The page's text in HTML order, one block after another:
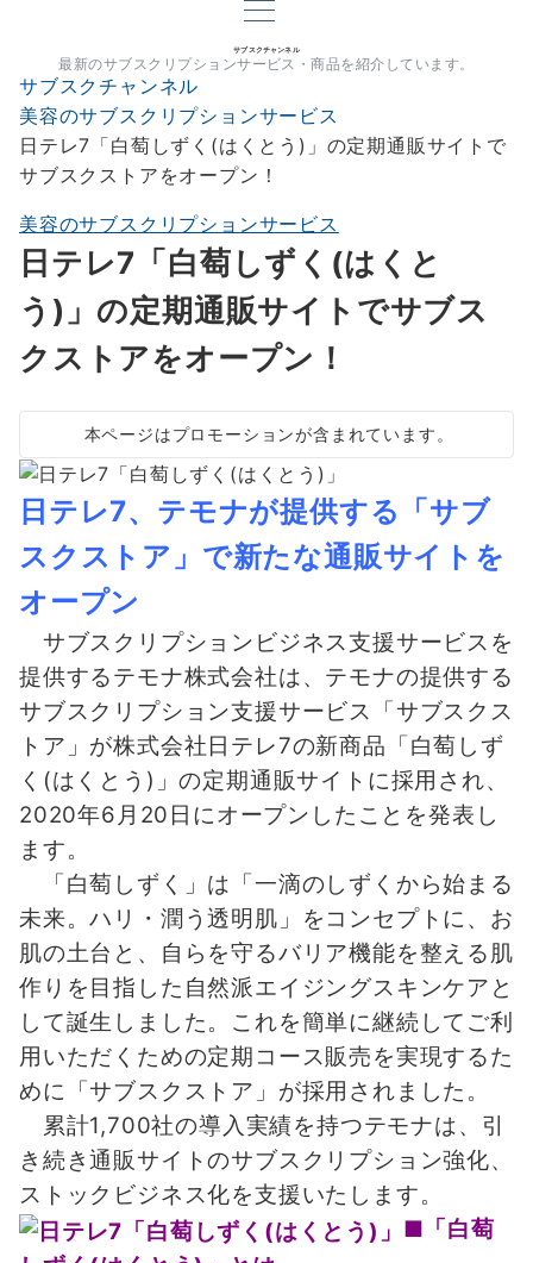
サブスクチャンネル
最新のサブスクリプションサービス・商品を紹介しています。
サブスクチャンネル
美容のサブスクリプションサービス
日テレ7「白萄しずく(はくとう)」の定期通販サイトで
サブスクストアをオープン！
美容のサブスクリプションサービス
日テレ7「白萄しずく(はくと
う)」の定期通販サイトでサブス
クストアをオープン！
本ページはプロモーションが含まれています。
日テレ7、テモナが提供する「サブ
スクストア」で新たな通販サイトを
オープン
サブスクリプションビジネス支援サービスを
提供するテモナ株式会社は、テモナの提供する
サブスクリプション支援サービス「サブスクス
トア」が株式会社日テレ7の新商品「白萄しず
く(はくとう)」の定期通販サイトに採用され、
2020年6月20日にオープンしたことを発表し
ます。
「白萄しずく」は「一滴のしずくから始まる
未来。ハリ・潤う透明肌」をコンセプトに、お
肌の土台と、自らを守るバリア機能を整える肌
作りを目指した自然派エイジングスキンケアと
して誕生しました。これを簡単に継続してご利
用いただくための定期コース販売を実現するた
めに「サブスクストア」が採用されました。
累計1,700社の導入実績を持つテモナは、引
き続き通販サイトのサブスクリプション強化、
ストックビジネス化を支援いたします。
■「白萄